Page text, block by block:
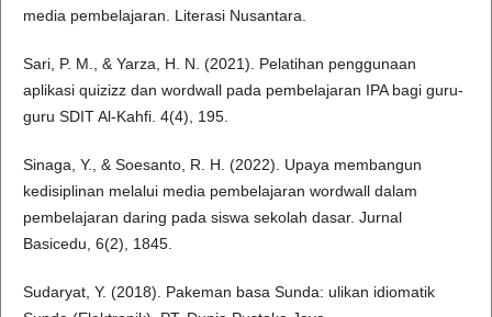
media pembelajaran. Literasi Nusantara.
Sari, P. M., & Yarza, H. N. (2021). Pelatihan penggunaan
aplikasi quizizz dan wordwall pada pembelajaran IPA bagi guru-
guru SDIT Al-Kahfi. 4(4), 195.
Sinaga, Y., & Soesanto, R. H. (2022). Upaya membangun
kedisiplinan melalui media pembelajaran wordwall dalam
pembelajaran daring pada siswa sekolah dasar. Jurnal
Basicedu, 6(2), 1845.
Sudaryat, Y. (2018). Pakeman basa Sunda: ulikan idiomatik